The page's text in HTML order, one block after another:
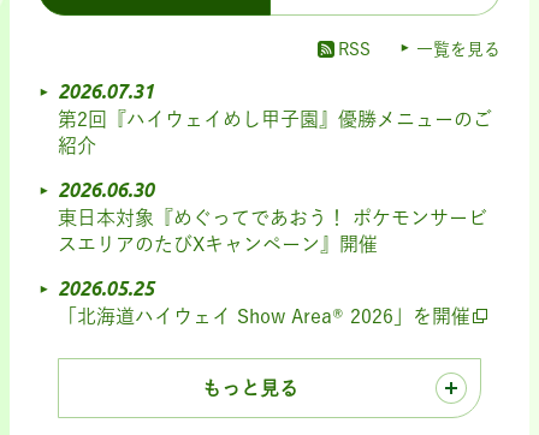
RSS 一覧を見る
2026.07.31
第2回『ハイウェイめし甲子園』優勝メニューのご
紹介
2026.06.30
東日本対象『めぐってであおう！ ポケモンサービ
スエリアのたびXキャンペーン』開催
2026.05.25
「北海道ハイウェイ Show Area® 2026」を開催
もっと見る